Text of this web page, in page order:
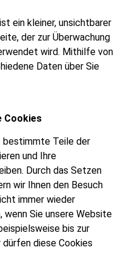
ein kleiner, unsichtbarer
der zur Überwachung
wird. Mithilfe von
Daten über Sie
Cookies
bestimmte Teile der
und Ihre
Durch das Setzen
wir Ihnen den Besuch
immer wieder
Sie unsere Website
bis zur
dürfen diese Cookies